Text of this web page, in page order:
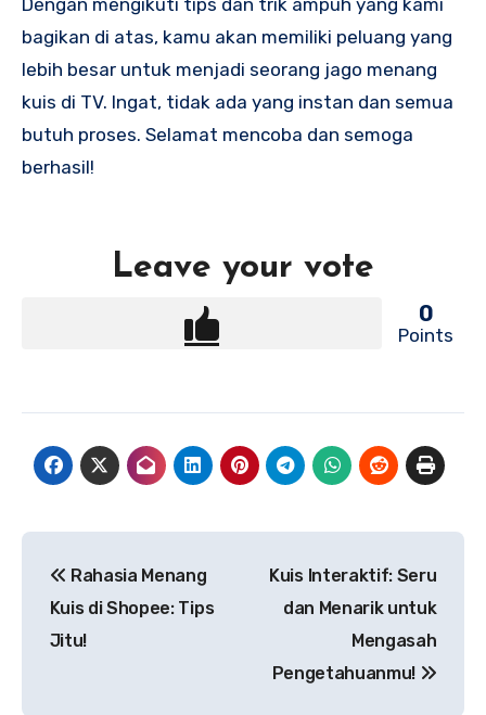
Dengan mengikuti tips dan trik ampuh yang kami
bagikan di atas, kamu akan memiliki peluang yang
lebih besar untuk menjadi seorang jago menang
kuis di TV. Ingat, tidak ada yang instan dan semua
butuh proses. Selamat mencoba dan semoga
berhasil!
Leave your vote
0
Points
pos
Rahasia Menang
Kuis di Shopee: Tips
Jitu!
Kuis Interaktif: Seru
dan Menarik untuk
Mengasah
Pengetahuanmu!